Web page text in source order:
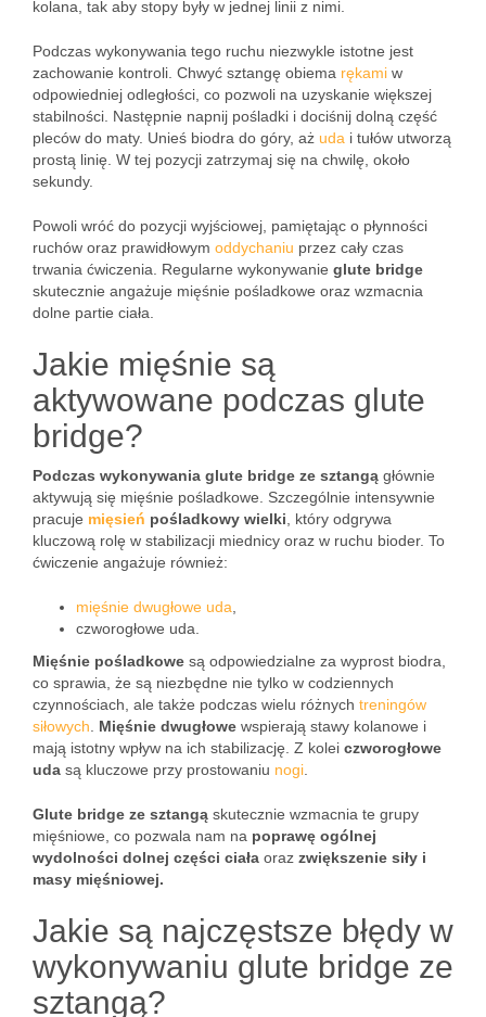
kolana, tak aby stopy były w jednej linii z nimi.
Podczas wykonywania tego ruchu niezwykle istotne jest
zachowanie kontroli. Chwyć sztangę obiema rękami w
odpowiedniej odległości, co pozwoli na uzyskanie większej
stabilności. Następnie napnij pośladki i dociśnij dolną część
pleców do maty. Unieś biodra do góry, aż uda i tułów utworzą
prostą linię. W tej pozycji zatrzymaj się na chwilę, około
sekundy.
Powoli wróć do pozycji wyjściowej, pamiętając o płynności
ruchów oraz prawidłowym oddychaniu przez cały czas
trwania ćwiczenia. Regularne wykonywanie glute bridge
skutecznie angażuje mięśnie pośladkowe oraz wzmacnia
dolne partie ciała.
Jakie mięśnie są
aktywowane podczas glute
bridge?
Podczas wykonywania glute bridge ze sztangą głównie
aktywują się mięśnie pośladkowe. Szczególnie intensywnie
pracuje mięsień pośladkowy wielki , który odgrywa
kluczową rolę w stabilizacji miednicy oraz w ruchu bioder. To
ćwiczenie angażuje również:
mięśnie dwugłowe uda
czworogłowe uda.
Mięśnie pośladkowe są odpowiedzialne za wyprost biodra,
co sprawia, że są niezbędne nie tylko w codziennych
czynnościach, ale także podczas wielu różnych treningów
siłowych
Mięśnie dwugłowe wspierają stawy kolanowe i
mają istotny wpływ na ich stabilizację. Z kolei czworogłowe
uda są kluczowe przy prostowaniu nogi
Glute bridge ze sztangą skutecznie wzmacnia te grupy
mięśniowe, co pozwala nam na poprawę ogólnej
wydolności dolnej części ciała oraz zwiększenie siły i
masy mięśniowej.
Jakie są najczęstsze błędy w
wykonywaniu glute bridge ze
sztangą?